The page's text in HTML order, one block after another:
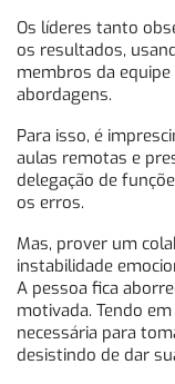
Os líderes tanto
os resultados,
membros da
abordagens.
Para isso, é
aulas remotas e
delegação de
os erros.
Mas, prover um
instabilidade
A pessoa fica
motivada. Tendo
necessária para
desistindo de dar